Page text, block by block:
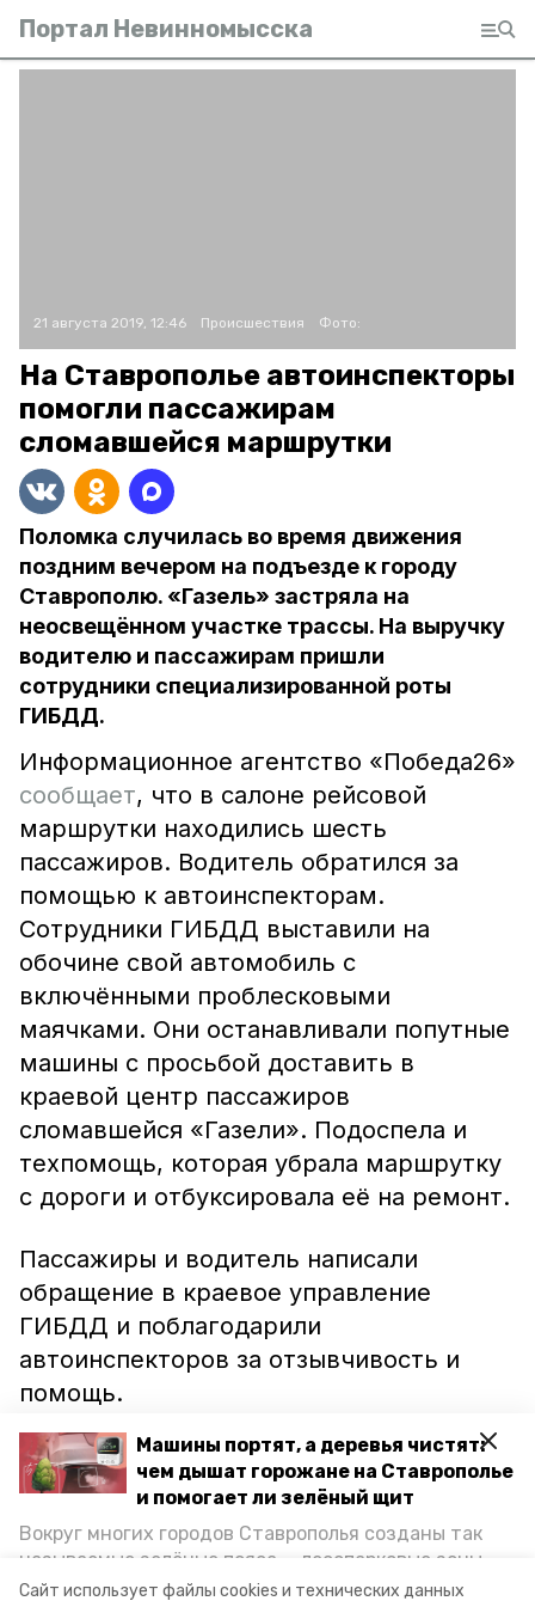
Сайт использует файлы cookies и технических данных
Машины портят, а деревья чистят:
чем дышат горожане на Ставрополье
и помогает ли зелёный щит
Вокруг многих городов Ставрополья созданы так
называемые зелёные пояса — лесопарковые зоны,
снижающие негативное воздействие выхлопных
Портал Невинномысска
21 августа 2019, 12:46 Происшествия Фото:
На Ставрополье автоинспекторы
помогли пассажирам
сломавшейся маршрутки
Поломка случилась во время движения
поздним вечером на подъезде к городу
Ставрополю. «Газель» застряла на
неосвещённом участке трассы. На выручку
водителю и пассажирам пришли
сотрудники специализированной роты
ГИБДД.
Информационное агентство «Победа26»
сообщает, что в салоне рейсовой
маршрутки находились шесть
пассажиров. Водитель обратился за
помощью к автоинспекторам.
Сотрудники ГИБДД выставили на
обочине свой автомобиль с
включёнными проблесковыми
маячками. Они останавливали попутные
машины с просьбой доставить в
краевой центр пассажиров
сломавшейся «Газели». Подоспела и
техпомощь, которая убрала маршрутку
с дороги и отбуксировала её на ремонт.
Пассажиры и водитель написали
обращение в краевое управление
ГИБДД и поблагодарили
автоинспекторов за отзывчивость и
помощь.
Ранее сообщалось, что автомобильное
братство помогло вытащить
застрявшую в тоннеле под
Невинномысском «Газель».